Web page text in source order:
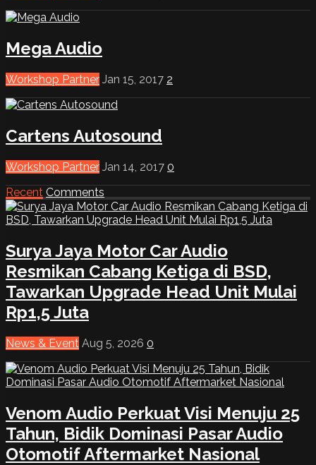
Mega Audio
Workshop Partner Jan 15, 2017 2
Cartens Autosound
Workshop Partner Jan 14, 2017 0
Recent Comments
Surya Jaya Motor Car Audio
Resmikan Cabang Ketiga di BSD,
Tawarkan Upgrade Head Unit Mulai
Rp1,5 Juta
News & Event Aug 5, 2026 0
Venom Audio Perkuat Visi Menuju 25
Tahun, Bidik Dominasi Pasar Audio
Otomotif Aftermarket Nasional